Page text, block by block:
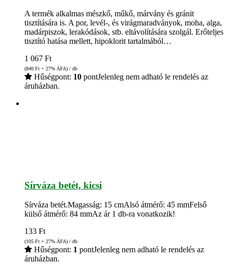
A termék alkalmas mészkő, műkő, márvány és gránit
tisztítására is. A por, levél-, és virágmaradványok, moha, alga,
madárpiszok, lerakódások, stb. eltávolítására szolgál. Erőteljes
tisztító hatása mellett, hipoklorit tartalmából…
1 067 Ft
(840 Ft + 27% ÁFA) / db
Hűségpont: 10 pontJelenleg nem adható le rendelés az
áruházban.
Sírváza betét, kicsi
Sírváza betét.Magasság: 15 cmAlsó átmérő: 45 mmFelső
külső átmérő: 84 mmAz ár 1 db-ra vonatkozik!
133 Ft
(105 Ft + 27% ÁFA) / db
Hűségpont: 1 pontJelenleg nem adható le rendelés az
áruházban.